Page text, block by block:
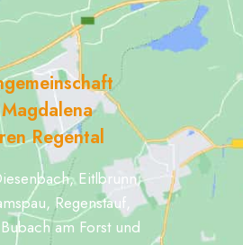
Regental
Eitlbrunn,
Regenstauf,
am Forst und